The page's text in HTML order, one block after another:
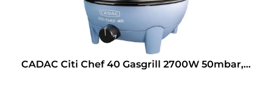
CADAC Citi Chef 40 Gasgrill 2700W 50mbar,...